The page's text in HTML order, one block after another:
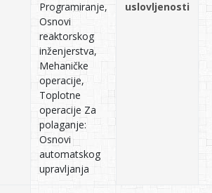
Programiranje,
Osnovi
reaktorskog
inženjerstva,
Mehaničke
operacije,
Toplotne
operacije Za
polaganje:
Osnovi
automatskog
upravljanja
uslovljenosti